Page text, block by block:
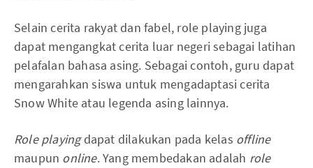
Selain cerita rakyat dan fabel, role playing juga
dapat mengangkat cerita luar negeri sebagai latihan
pelafalan bahasa asing. Sebagai contoh, guru dapat
mengarahkan siswa untuk mengadaptasi cerita
Snow White atau legenda asing lainnya.
Role playingdapat dilakukan pada kelas offline
maupun online. Yang membedakan adalah role